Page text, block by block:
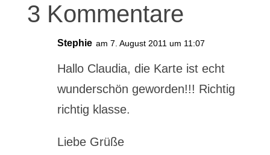
3 Kommentare
Stephie am 7. August 2011 um 11:07
Hallo Claudia, die Karte ist echt
wunderschön geworden!!! Richtig
richtig klasse.
Liebe Grüße